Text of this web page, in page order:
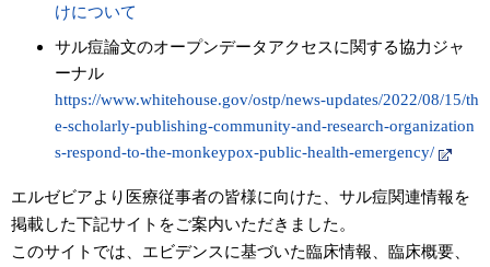
けについて
サル痘論文のオープンデータアクセスに関する協力ジャ
ーナル
https://www.whitehouse.gov/ostp/news-updates/2022/08/15/th
e-scholarly-publishing-community-and-research-organization
s-respond-to-the-monkeypox-public-health-emergency/
エルゼビアより医療従事者の皆様に向けた、サル痘関連情報を
掲載した下記サイトをご案内いただきました。
このサイトでは、エビデンスに基づいた臨床情報、臨床概要、